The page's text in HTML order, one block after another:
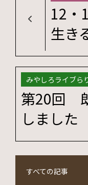
12・
生き
みやしろライブら
第20回
しました
すべての記事